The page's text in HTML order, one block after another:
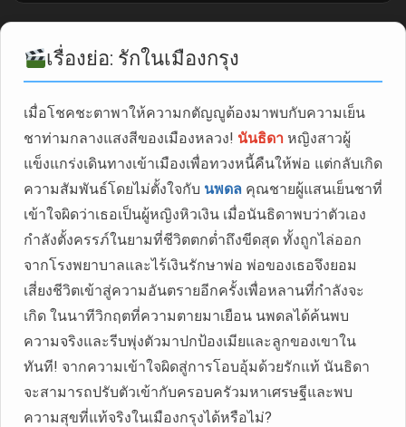
เรื่องย่อ: รักในเมืองกรุง
เมื่อโชคชะตาพาให้ความกตัญญูต้องมาพบกับความเย็น
ชาท่ามกลางแสงสีของเมืองหลวง! นันธิดา หญิงสาวผู้
แข็งแกร่งเดินทางเข้าเมืองเพื่อทวงหนี้คืนให้พ่อ แต่กลับเกิด
ความสัมพันธ์โดยไม่ตั้งใจกับ นพดล คุณชายผู้แสนเย็นชาที่
เข้าใจผิดว่าเธอเป็นผู้หญิงหิวเงิน เมื่อนันธิดาพบว่าตัวเอง
กำลังตั้งครรภ์ในยามที่ชีวิตตกต่ำถึงขีดสุด ทั้งถูกไล่ออก
จากโรงพยาบาลและไร้เงินรักษาพ่อ พ่อของเธอจึงยอม
เสี่ยงชีวิตเข้าสู่ความอันตรายอีกครั้งเพื่อหลานที่กำลังจะ
เกิด ในนาทีวิกฤตที่ความตายมาเยือน นพดลได้ค้นพบ
ความจริงและรีบพุ่งตัวมาปกป้องเมียและลูกของเขาใน
ทันที! จากความเข้าใจผิดสู่การโอบอุ้มด้วยรักแท้ นันธิดา
จะสามารถปรับตัวเข้ากับครอบครัวมหาเศรษฐีและพบ
ความสุขที่แท้จริงในเมืองกรุงได้หรือไม่?